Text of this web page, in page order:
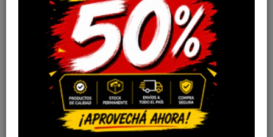
NO DISPONIBLE
STS GREEN PLANT
Cód: 1210